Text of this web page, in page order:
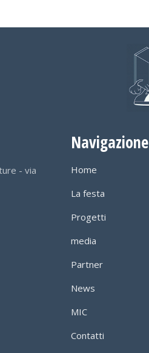
- via
Navigazione
Home
La festa
Progetti
media
Partner
News
MIC
Contatti